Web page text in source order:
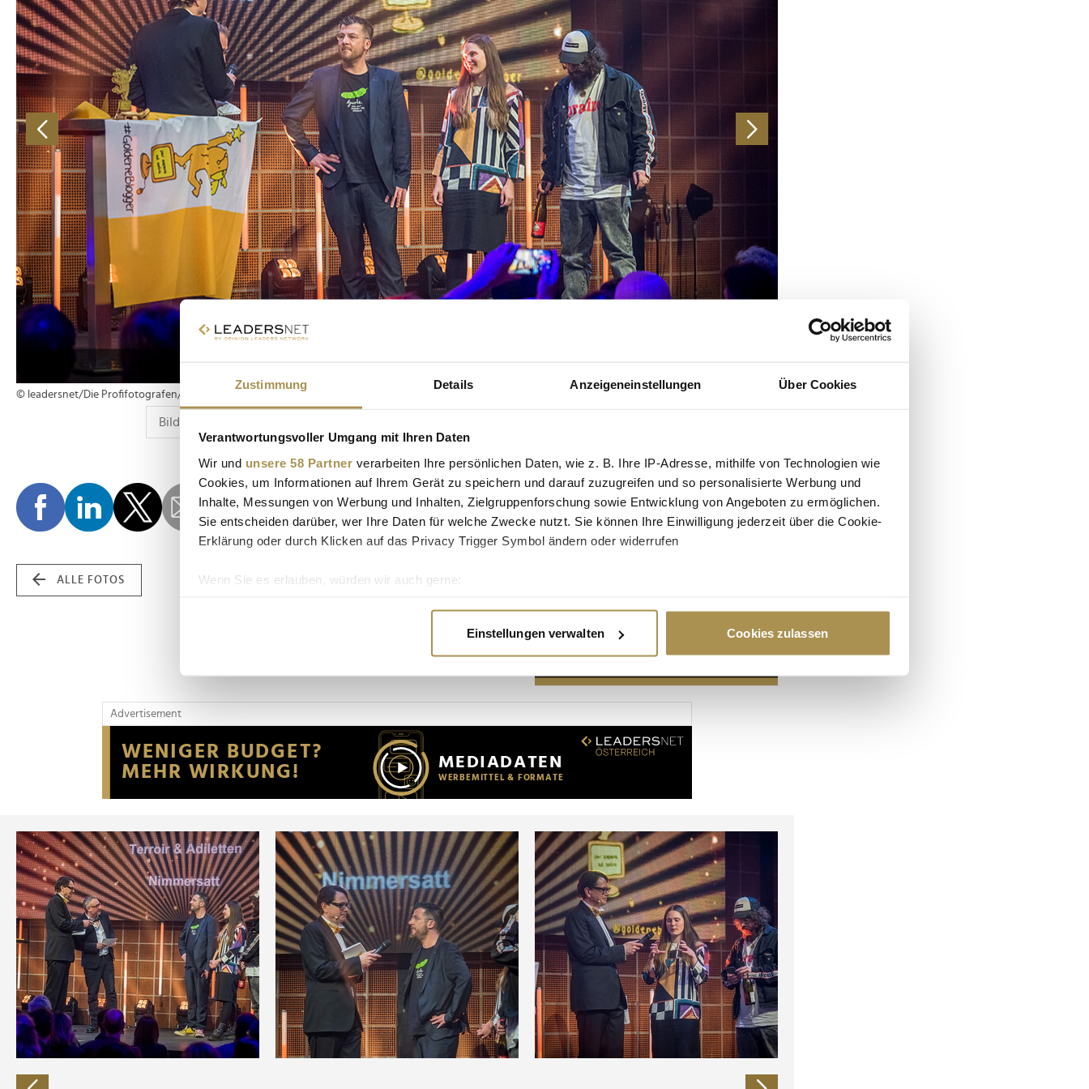
Zustimmung Details Anzeigeneinstellungen Über Cookies
Verantwortungsvoller Umgang mit Ihren Daten
Wir und unsere 58 Partner verarbeiten Ihre persönlichen Daten, wie z. B. Ihre IP-Adresse, mithilfe von Technologien wie
Cookies, um Informationen auf Ihrem Gerät zu speichern und darauf zuzugreifen und so personalisierte Werbung und
Inhalte, Messungen von Werbung und Inhalten, Zielgruppenforschung sowie Entwicklung von Angeboten zu ermöglichen.
Sie entscheiden darüber, wer Ihre Daten für welche Zwecke nutzt. Sie können Ihre Einwilligung jederzeit über die Cookie-
Erklärung oder durch Klicken auf das Privacy Trigger Symbol ändern oder widerrufen
Wenn Sie es erlauben, würden wir auch gerne:
Erfahren Sie mehr darüber, wie Ihre persönlichen Daten verarbeitet werden, und legen Sie Ihre Präferenzen im
Wir verwenden Cookies, um Inhalte und Anzeigen zu personalisieren, Funktionen für soziale Medien anbieten zu können
Website an unsere Partner für soziale Medien, Werbung und Analysen weiter. Unsere Partner führen diese Informationen
möglicherweise mit weiteren Daten zusammen, die Sie ihnen bereitgestellt haben oder die sie im Rahmen Ihrer Nutzung
der Dienste gesammelt haben.
Einstellungen verwalten Cookies zulassen
© leadersnet/Die Profifotografen/G. Hartwich
ALLE FOTOS
Advertisement
Advertisement